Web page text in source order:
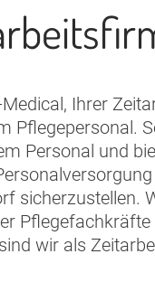
Ihrer
Pflegepersonal.
Personal und
sicherzustellen.
wir als